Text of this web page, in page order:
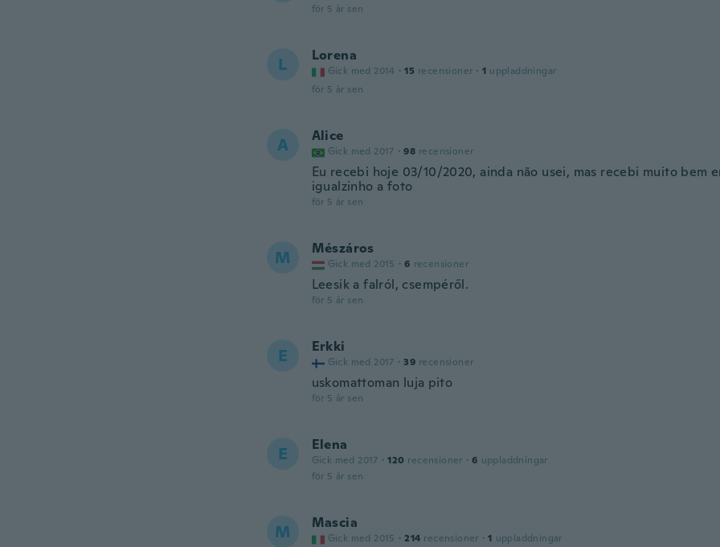
för 5 år sen
L Lorena
Gick med 2014 · 15 recensioner · 1 uppladdningar
för 5 år sen
A Alice
Gick med 2017 · 98 recensioner
Eu recebi hoje 03/10/2020, ainda não usei, mas recebi muito bem
igualzinho a foto
för 5 år sen
M Mészáros
Gick med 2015 · 6 recensioner
Leesik a falról, csempéről.
för 5 år sen
E Erkki
Gick med 2017 · 39 recensioner
uskomattoman luja pito
för 5 år sen
E Elena
Gick med 2017 · 120 recensioner · 6 uppladdningar
för 5 år sen
M Mascia
Gick med 2015 · 214 recensioner · 1 uppladdningar